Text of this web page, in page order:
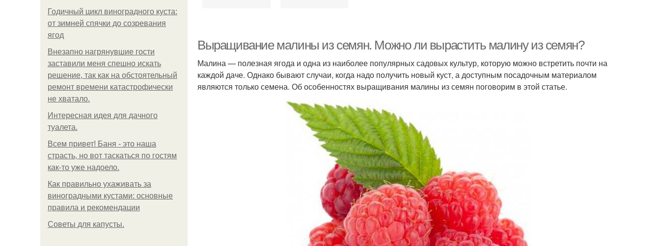
Годичный цикл виноградного куста:
от зимней спячки до созревания
ягод
Внезапно нагрянувшие гости
заставили меня спешно искать
решение, так как на обстоятельный
ремонт времени катастрофически
не хватало.
Интересная идея для дачного
туалета.
Всем привет! Баня - это наша
страсть, но вот таскаться по гостям
как-то уже надоело.
Как правильно ухаживать за
виноградными кустами: основные
правила и рекомендации
Советы для капусты.
Выращивание малины из семян. Можно ли вырастить малину из семян?
Малина — полезная ягода и одна из наиболее популярных садовых культур, которую можно встретить почти на
каждой даче. Однако бывают случаи, когда надо получить новый куст, а доступным посадочным материалом
являются только семена. Об особенностях выращивания малины из семян поговорим в этой статье.